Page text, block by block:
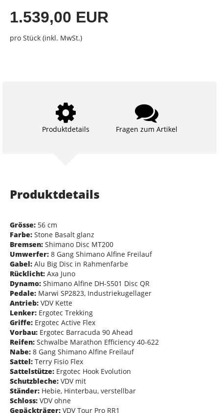
1.539,00 EUR
pro Stück (inkl. MwSt.)
Produktdetails Fragen zum Artikel
Produktdetails
Grösse: 56 cm
Farbe: Stone Basalt glanz
Bremsen: Shimano Disc MT200
Umwerfer: 8 Gang Shimano Alfine Freilauf
Gabel: Alu Big Disc in Rahmenfarbe
Rücklicht: Axa Juno
Dynamo: Shimano Alfine DH-S501 Disc QR
Pedale: Marwi SP2823, Industriekugellager
Antrieb: VDV Kette
Lenker: Ergotec Trekking
Griffe: Ergotec Active Flex
Vorbau: Ergotec Barracuda 90 Ahead
Reifen: Schwalbe Marathon Efficiency 40-622
Nabe: 8 Gang Shimano Alfine Freilauf
Sattel: Terry Fisio Flex
Sattelstütze: Ergotec Hook Evolution
Schutzbleche: VDV mit
Ständer: Hebie, Hinterbau, verstellbar
Schloss: VDV ohne
Gepäckträger: VDV Tour Pro RR1